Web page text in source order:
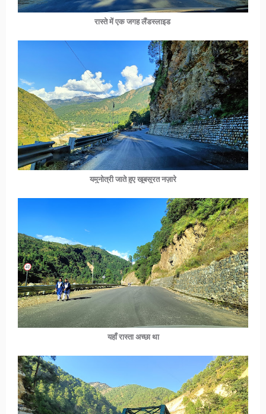
रास्ते में एक जगह लैंडस्लाइड
यमुनोत्री जाते हुए खूबसूरत नज़ारे
यहाँ रास्ता अच्छा था